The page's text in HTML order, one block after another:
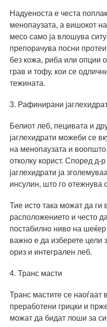
Надуеноста е честа
менопаузата, а вишокот
месо само ја влошува
препорачува посни
без кожа, риба или опции
грав и тофу, кои се
тежината.
3. Рафинирани
Белиот леб, пецивата и
јаглехидрати можеби се
на менопаузата и
отколку корист. Според д-
јаглехидрати ја
инсулин, што го отежнува
Тие исто така можат да
расположението и често
постабилно ниво на шеќер
важно е да изберете цели
ориз и интегрален леб.
4. Транс масти
Транс мастите се наоѓаат
преработени грицки и
можат да бидат лоши за